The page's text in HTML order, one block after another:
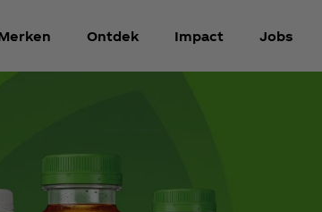
Ontdek Impact Jobs